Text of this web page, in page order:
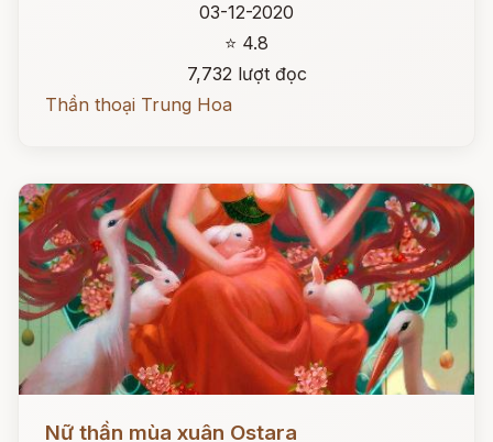
03-12-2020
⭐ 4.8
7,732 lượt đọc
Thần thoại Trung Hoa
Nữ thần mùa xuân Ostara